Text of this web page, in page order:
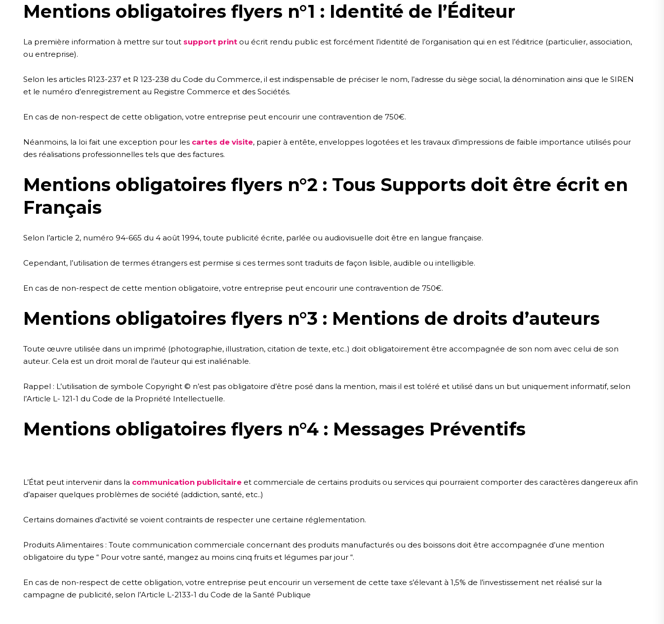
Mentions obligatoires flyers n°1 : Identité de l’Éditeur
La première information à mettre sur tout support print ou écrit rendu public est forcément l’identité de l’organisation qui en est l’éditrice (particulier, association,
ou entreprise).
Selon les articles R123-237 et R 123-238 du Code du Commerce, il est indispensable de préciser le nom, l’adresse du siège social, la dénomination ainsi que le SIREN
et le numéro d’enregistrement au Registre Commerce et des Sociétés.
En cas de non-respect de cette obligation, votre entreprise peut encourir une contravention de 750€.
Néanmoins, la loi fait une exception pour les cartes de visite, papier à entête, enveloppes logotées et les travaux d’impressions de faible importance utilisés pour
des réalisations professionnelles tels que des factures.
Mentions obligatoires flyers n°2 : Tous Supports doit être écrit en
Français
Selon l’article 2, numéro 94-665 du 4 août 1994, toute publicité écrite, parlée ou audiovisuelle doit être en langue française.
Cependant, l’utilisation de termes étrangers est permise si ces termes sont traduits de façon lisible, audible ou intelligible.
En cas de non-respect de cette mention obligatoire, votre entreprise peut encourir une contravention de 750€.
Mentions obligatoires flyers n°3 : Mentions de droits d’auteurs
Toute œuvre utilisée dans un imprimé (photographie, illustration, citation de texte, etc..) doit obligatoirement être accompagnée de son nom avec celui de son
auteur. Cela est un droit moral de l’auteur qui est inaliénable.
Rappel : L’utilisation de symbole Copyright © n’est pas obligatoire d’être posé dans la mention, mais il est toléré et utilisé dans un but uniquement informatif, selon
l’Article L- 121-1 du Code de la Propriété Intellectuelle.
Mentions obligatoires flyers n°4 : Messages Préventifs
L’État peut intervenir dans la communication publicitaire et commerciale de certains produits ou services qui pourraient comporter des caractères dangereux afin
d’apaiser quelques problèmes de société (addiction, santé, etc..)
Certains domaines d’activité se voient contraints de respecter une certaine réglementation.
Produits Alimentaires : Toute communication commerciale concernant des produits manufacturés ou des boissons doit être accompagnée d’une mention
obligatoire du type “ Pour votre santé, mangez au moins cinq fruits et légumes par jour “.
En cas de non-respect de cette obligation, votre entreprise peut encourir un versement de cette taxe s’élevant à 1,5% de l’investissement net réalisé sur la
campagne de publicité, selon l’Article L-2133-1 du Code de la Santé Publique